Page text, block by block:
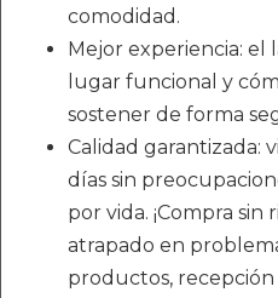
comodidad.
Mejor experiencia: el
lugar funcional y
sostener de forma
Calidad garantizada:
días sin
por vida. ¡Compra sin
atrapado en
productos,